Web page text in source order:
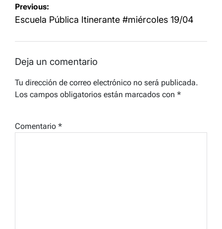
Navegación
de
Previous:
Escuela Pública Itinerante #miércoles 19/04
Deja un comentario
Tu dirección de correo electrónico no será publicada.
Los campos obligatorios están marcados con *
Comentario *